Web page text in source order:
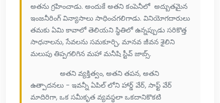
అతను గ్రహించాడు. అందుకే అతని కంపెనీలో అద్బుతమైన
ఇంజనీరింగ్ విన్యాసాలు సాధించగలిగాడు. వినియోగదారులు
తమకు ఏమి కావాలో తెలియని స్థితిలో ఉన్నప్పుడు సరికొత్త
సాధనాలను, సేవలను సమకూర్చి, మానవ జీవన శైలిని
మలుపు తిప్పగలిగిన మహా మనీషి స్టీవ్ జాబ్స్.
అతని వ్యక్తిత్వం, అతని తపన, అతని
ఉత్పాదనలు - ఇవన్నీ ఏపిల్ లోని హార్డ్ వేర్, సాఫ్ట్ వేర్
మాదిరిగా, ఒక సమీకృత వ్యవస్థలా ఒకదానికొకటి